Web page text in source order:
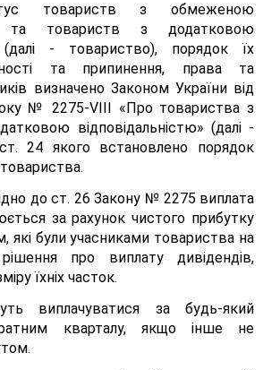
товариств з обмеженою
та товариств з додатковою
(далі - товариство), порядок їх
та припинення, права та
визначено Законом України від
№ 2275-VІІІ «Про товариства з
відповідальністю» (далі -
24 якого встановлено порядок
до ст. 26 Закону № 2275 виплата
за рахунок чистого прибутку
які були учасниками товариства на
про виплату дивідендів,
їхніх часток.
виплачуватися за будь-який
кварталу, якщо інше не